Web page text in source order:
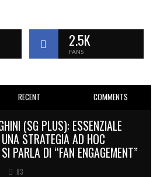
2.5K
FANS
RECENT COMMENTS
(SG PLUS): ESSENZIALE
UNA STRATEGIA AD HOC
PARLA DI “FAN ENGAGEMENT”
83